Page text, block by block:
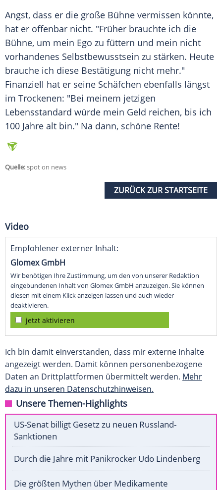
Angst, dass er die große Bühne vermissen könnte,
hat er offenbar nicht. "Früher brauchte ich die
Bühne, um mein Ego zu füttern und mein nicht
vorhandenes Selbstbewusstsein zu stärken. Heute
brauche ich diese Bestätigung nicht mehr."
Finanziell hat er seine Schäfchen ebenfalls längst
im Trockenen: "Bei meinem jetzigen
Lebensstandard würde mein Geld reichen, bis ich
100 Jahre alt bin." Na dann, schöne Rente!
Quelle:spot on news
ZURÜCK ZUR STARTSEITE
Video
Empfohlener externer Inhalt:
Glomex GmbH
Wir benötigen Ihre Zustimmung, um den von unserer Redaktion
eingebundenen Inhalt von Glomex GmbH anzuzeigen. Sie können
diesen mit einem Klick anzeigen lassen und auch wieder
deaktivieren.
jetzt aktivieren
Ich bin damit einverstanden, dass mir externe Inhalte
angezeigt werden. Damit können personenbezogene
Daten an Drittplattformen übermittelt werden. Mehr
dazu in unseren Datenschutzhinweisen.
Unsere Themen-Highlights
US-Senat billigt Gesetz zu neuen Russland-
Sanktionen
Durch die Jahre mit Panikrocker Udo Lindenberg
Die größten Mythen über Medikamente